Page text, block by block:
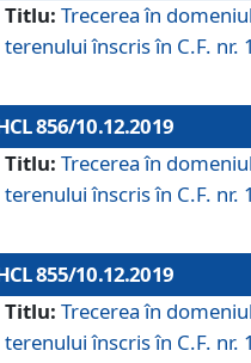
Titlu: Trecerea în
terenului înscris în C.F.
856/10.12.2019
Titlu: Trecerea în
terenului înscris în C.F.
855/10.12.2019
Titlu: Trecerea în
terenului înscris în C.F.